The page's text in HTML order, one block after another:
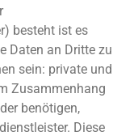
besteht ist es
Daten an Dritte zu
sein: private und
Zusammenhang
benötigen,
Diese